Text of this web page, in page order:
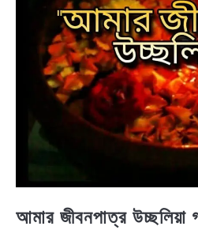
আমার জীবনপাত্র উচ্ছলিয়া